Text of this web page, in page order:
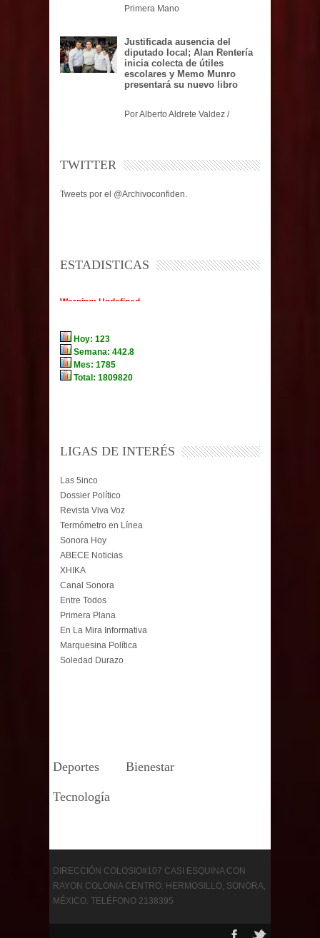
Primera Mano
Justificada ausencia del
diputado local; Alan Rentería
inicia colecta de útiles
escolares y Memo Munro
presentará su nuevo libro
Por Alberto Aldrete Valdez /
TWITTER
Tweets por el @Archivoconfiden.
ESTADISTICAS
LIGAS DE INTERÉS
Las 5inco
Dossier Político
Revista Viva Voz
Termómetro en Línea
Sonora Hoy
ABECE Noticias
XHIKA
Canal Sonora
Entre Todos
Primera Plana
En La Mira Informativa
Marquesina Política
Soledad Durazo
Deportes Bienestar
Tecnología
DIRECCIÓN COLOSIO#107 CASI ESQUINA CON
RAYON COLONIA CENTRO. HERMOSILLO, SONORA,
MÉXICO. TELÉFONO 2138395